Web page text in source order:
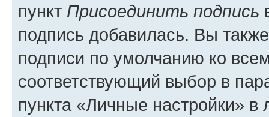
пункт Присоединить подпись
подпись добавилась. Вы
подписи по умолчанию ко
соответствующий выбор в
пункта «Личные настройки»